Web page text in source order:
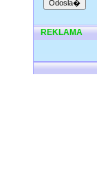
REKLAMA